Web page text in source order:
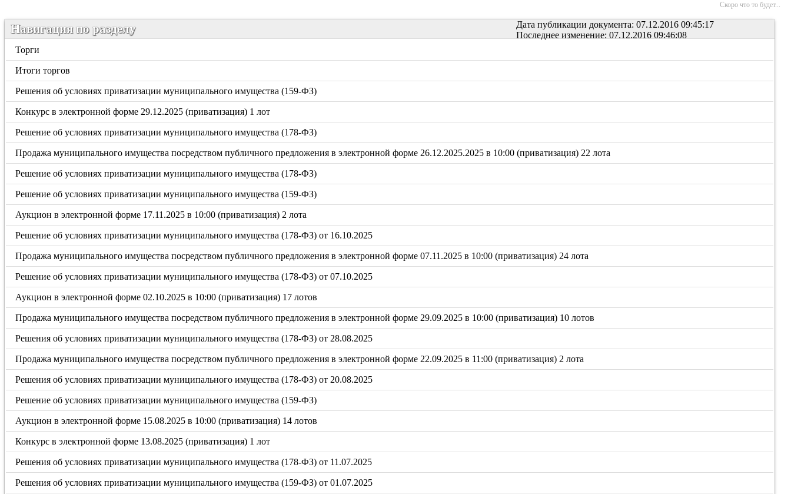
Скоро что то будет...
Дата публикации документа: 07.12.2016 09:45:17
Последнее изменение: 07.12.2016 09:46:08
Навигация по разделу
Торги
Итоги торгов
Решения об условиях приватизации муниципального имущества (159-ФЗ)
Конкурс в электронной форме 29.12.2025 (приватизация) 1 лот
Решение об условиях приватизации муниципального имущества (178-ФЗ)
Продажа муниципального имущества посредством публичного предложения в электронной форме 26.12.2025.2025 в 10:00 (приватизация) 22 лота
Решение об условиях приватизации муниципального имущества (178-ФЗ)
Решение об условиях приватизации муниципального имущества (159-ФЗ)
Аукцион в электронной форме 17.11.2025 в 10:00 (приватизация) 2 лота
Решение об условиях приватизации муниципального имущества (178-ФЗ) от 16.10.2025
Продажа муниципального имущества посредством публичного предложения в электронной форме 07.11.2025 в 10:00 (приватизация) 24 лота
Решение об условиях приватизации муниципального имущества (178-ФЗ) от 07.10.2025
Аукцион в электронной форме 02.10.2025 в 10:00 (приватизация) 17 лотов
Продажа муниципального имущества посредством публичного предложения в электронной форме 29.09.2025 в 10:00 (приватизация) 10 лотов
Решения об условиях приватизации муниципального имущества (178-ФЗ) от 28.08.2025
Продажа муниципального имущества посредством публичного предложения в электронной форме 22.09.2025 в 11:00 (приватизация) 2 лота
Решения об условиях приватизации муниципального имущества (178-ФЗ) от 20.08.2025
Решение об условиях приватизации муниципального имущества (159-ФЗ)
Аукцион в электронной форме 15.08.2025 в 10:00 (приватизация) 14 лотов
Конкурс в электронной форме 13.08.2025 (приватизация) 1 лот
Решения об условиях приватизации муниципального имущества (178-ФЗ) от 11.07.2025
Решения об условиях приватизации муниципального имущества (159-ФЗ) от 01.07.2025